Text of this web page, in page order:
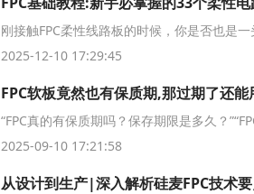
2025-12-10 17:29:45
FPC软板竟然也有保质期,那过期了还能
2025-09-10 17:21:58
从设计到生产|深入解析硅麦FPC技术